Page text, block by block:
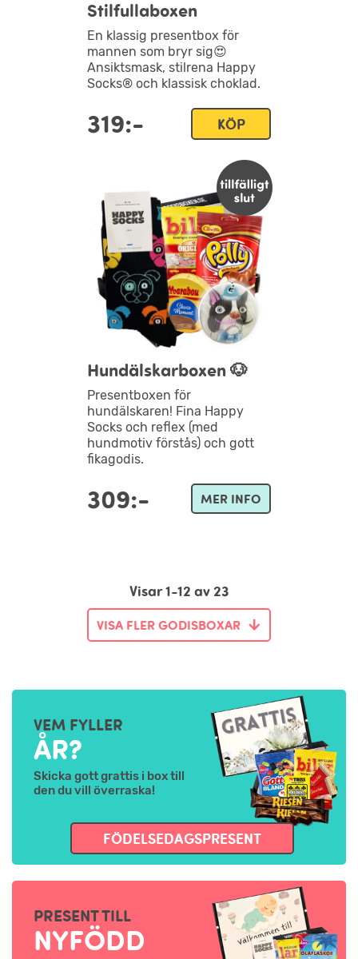
Stilfullaboxen
En klassig presentbox för
mannen som bryr sig😍
Ansiktsmask, stilrena Happy
Socks® och klassisk choklad.
319:- KÖP
Hundälskarboxen 🐶
Presentboxen för
hundälskaren! Fina Happy
Socks och reflex (med
hundmotiv förstås) och gott
fikagodis.
309:- MER INFO
Visar 1-12 av 23
VISA FLER GODISBOXAR
VEM FYLLER
ÅR?
Skicka gott grattis i box till
den du vill överraska!
FÖDELSEDAGSPRESENT
PRESENT TILL
NYFÖDD